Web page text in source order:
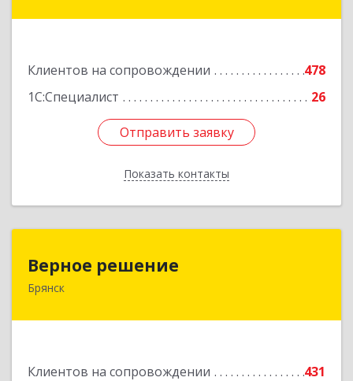
Клиентов на сопровождении
478
1С:Специалист
26
Отправить заявку
Показать контакты
Отправить заявку
Назад
Верное решение
Брянск
Клиентов на сопровождении
431
241035, Брянская обл, Брянск г, Ульянова ул,